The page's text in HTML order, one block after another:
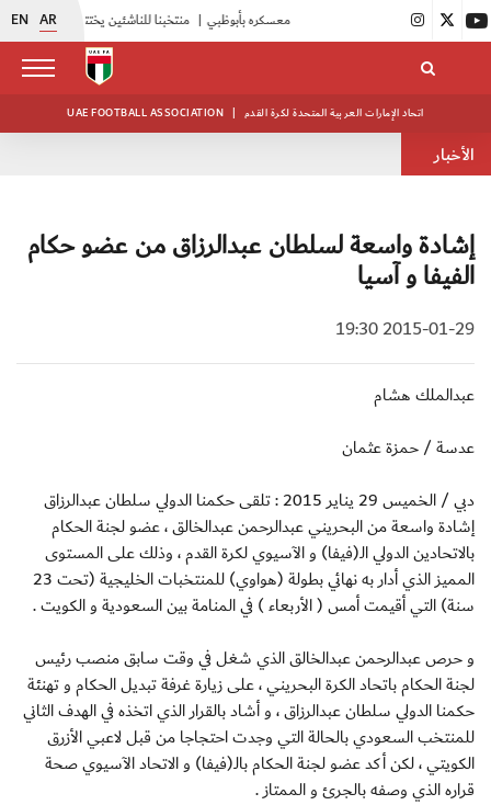
EN AR | |
UAE FOOTBALL ASSOCIATION | اتحاد الإمارات العربية المتحدة لكرة القدم
الأخبار
إشادة واسعة لسلطان عبدالرزاق من عضو حكام
الفيفا و آسيا
2015-01-29 19:30
عبدالملك هشام
عدسة / حمزة عثمان
دبي / الخميس 29 يناير 2015 : تلقى حكمنا الدولي سلطان عبدالرزاق
إشادة واسعة من البحريني عبدالرحمن عبدالخالق ، عضو لجنة الحكام
بالاتحادين الدولي الـ(فيفا) و الآسيوي لكرة القدم ، وذلك على المستوى
المميز الذي أدار به نهائي بطولة (هواوي) للمنتخبات الخليجية (تحت 23
سنة) التي أقيمت أمس ( الأربعاء ) في المنامة بين السعودية و الكويت .
و حرص عبدالرحمن عبدالخالق الذي شغل في وقت سابق منصب رئيس
لجنة الحكام باتحاد الكرة البحريني ، على زيارة غرفة تبديل الحكام و تهنئة
حكمنا الدولي سلطان عبدالرزاق ، و أشاد بالقرار الذي اتخذه في الهدف الثاني
للمنتخب السعودي بالحالة التي وجدت احتجاجا من قبل لاعبي الأزرق
الكويتي ، لكن أكد عضو لجنة الحكام بالـ(فيفا) و الاتحاد الآسيوي صحة
قراره الذي وصفه بالجرئ و الممتاز .